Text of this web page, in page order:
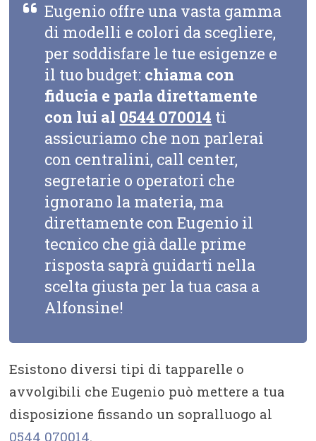
Eugenio offre una vasta gamma
di modelli e colori da scegliere,
per soddisfare le tue esigenze e
il tuo budget: chiama con
fiducia e parla direttamente
con lui al 0544 070014 ti
assicuriamo che non parlerai
con centralini, call center,
segretarie o operatori che
ignorano la materia, ma
direttamente con Eugenio il
tecnico che già dalle prime
risposta saprà guidarti nella
scelta giusta per la tua casa a
Alfonsine!
Esistono diversi tipi di tapparelle o
avvolgibili che Eugenio può mettere a tua
disposizione fissando un sopralluogo al
0544 070014.